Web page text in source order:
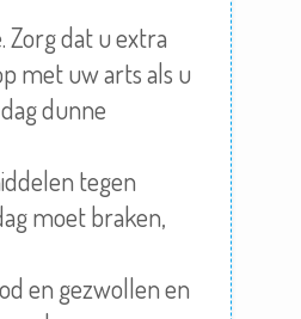
Zorg dat u extra
met uw arts als u
dunne
tegen
moet braken,
en gezwollen en